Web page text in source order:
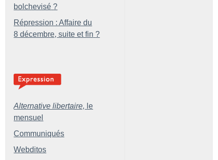
bolchevisé ?
Répression : Affaire du
8 décembre, suite et fin ?
Alternative libertaire, le
mensuel
Communiqués
Webditos